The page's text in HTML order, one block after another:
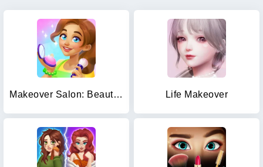
Makeover Salon: Beauty Mania Life Makeover